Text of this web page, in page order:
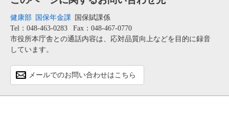
健康部 国保年金課
国保賦課係
Tel：048-463-0283
Fax：048-467-0770
市役所本庁舎との通話内容は、応対品質向上などを目的に録音
しています。
メールでのお問い合わせはこちら